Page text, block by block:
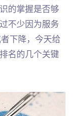
的掌握是否够
不少因为服务
下降，今天给
名的几个关键